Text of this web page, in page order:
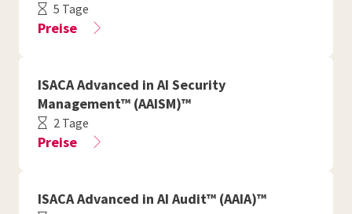
5 Tage
Preise
ISACA Advanced in AI Security
Management™ (AAISM)™
2 Tage
Preise
ISACA Advanced in AI Audit™ (AAIA)™